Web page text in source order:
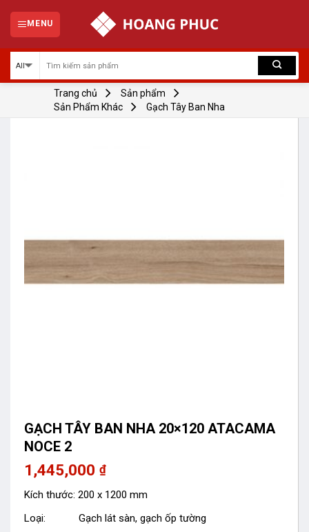
content
MENU
Trang chủ
Sản phẩm
Sản Phẩm Khác
Gạch Tây Ban Nha
GẠCH TÂY BAN NHA 20×120 ATACAMA
NOCE 2
1,445,000 ₫
Kích thước: 200 x 1200 mm
Loại: Gạch lát sàn, gạch ốp tường